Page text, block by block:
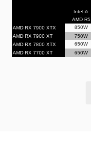
Intel i5
AMD R5
AMD RX 7900 XTX
850W
AMD RX 7900 XT
750W
AMD RX 7800 XTX
650W
AMD RX 7700 XT
650W